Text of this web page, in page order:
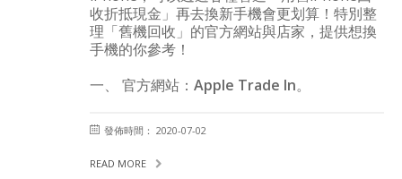
收折抵現金」再去換新手機會更划算！特別整
理「舊機回收」的官方網站與店家，提供想換
手機的你參考！
一、 官方網站：Apple Trade In。
發佈時間： 2020-07-02
READ MORE